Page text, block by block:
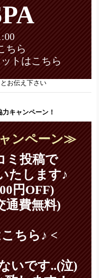
ちら
トはこちら
お伝え下さい
キャンペーン！
ンペーン≫
ミ投稿で
たします♪
円OFF)
通費無料)
ちら♪ <
いです..(泣)